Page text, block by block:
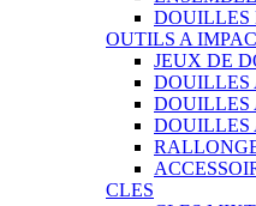
DOUILLES
OUTILS A
JEUX DE
DOUILLES
DOUILLES
DOUILLES
CLES